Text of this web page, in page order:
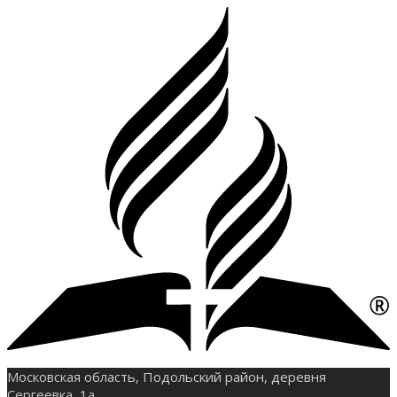
Московская область, Подольский район, деревня